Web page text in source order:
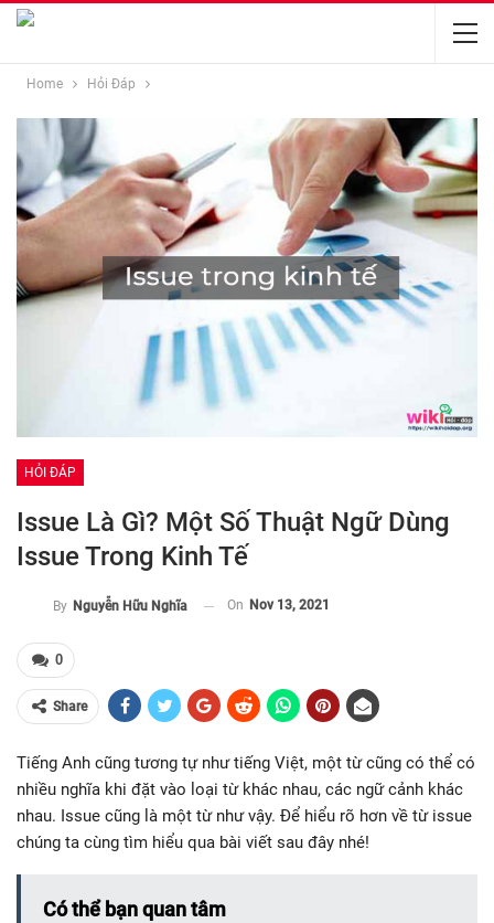
Home Hỏi Đáp
HỎI ĐÁP
Issue Là Gì? Một Số Thuật Ngữ Dùng
Issue Trong Kinh Tế
By Nguyễn Hữu Nghĩa On Nov 13, 2021
0
Share
Tiếng Anh cũng tương tự như tiếng Việt, một từ cũng có thể có
nhiều nghĩa khi đặt vào loại từ khác nhau, các ngữ cảnh khác
nhau. Issue cũng là một từ như vậy. Để hiểu rõ hơn về từ issue
chúng ta cùng tìm hiểu qua bài viết sau đây nhé!
Có thể bạn quan tâm